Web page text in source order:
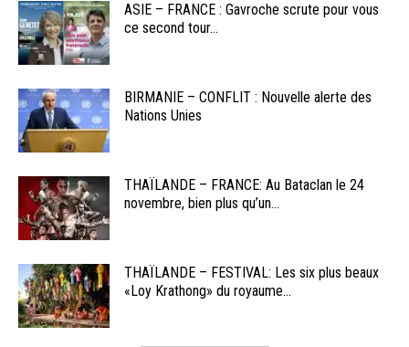
ASIE – FRANCE : Gavroche scrute pour vous
ce second tour...
BIRMANIE – CONFLIT : Nouvelle alerte des
Nations Unies
THAÏLANDE – FRANCE: Au Bataclan le 24
novembre, bien plus qu’un...
THAÏLANDE – FESTIVAL: Les six plus beaux
«Loy Krathong» du royaume...